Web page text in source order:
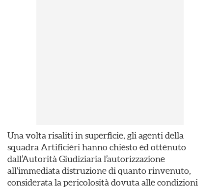
Una volta risaliti in superficie, gli agenti della
squadra Artificieri hanno chiesto ed ottenuto
dall’Autorità Giudiziaria l’autorizzazione
all’immediata distruzione di quanto rinvenuto,
considerata la pericolosità dovuta alle condizioni